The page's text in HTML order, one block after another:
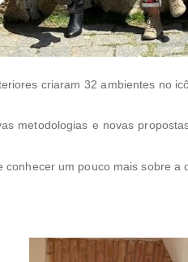
criaram 32 ambientes no
metodologias e novas
um pouco mais sobre a